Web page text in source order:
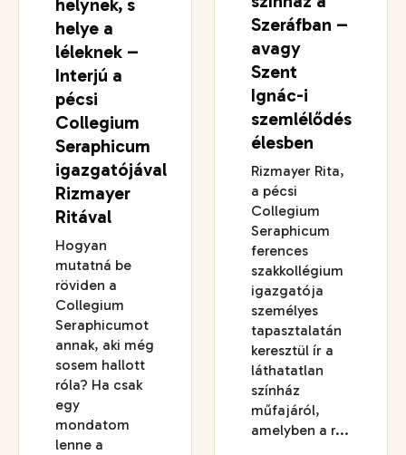
helynek, s
helye a
léleknek –
Interjú a
pécsi
Collegium
Seraphicum
igazgatójával
Rizmayer
Ritával
Hogyan
mutatná be
röviden a
Collegium
Seraphicumot
annak, aki még
sosem hallott
róla? Ha csak
egy
mondatom
lenne a
Szeráfban –
avagy
Szent
Ignác-i
szemlélődés
élesben
Rizmayer Rita,
a pécsi
Collegium
Seraphicum
ferences
szakkollégium
igazgatója
személyes
tapasztalatán
keresztül ír a
láthatatlan
színház
műfajáról,
amelyben a r...